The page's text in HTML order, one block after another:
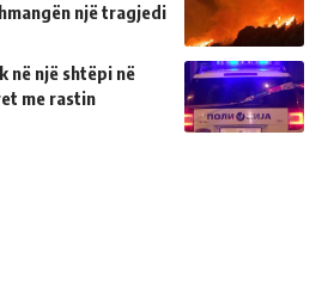
një tragjedi
në një shtëpi në
me rastin